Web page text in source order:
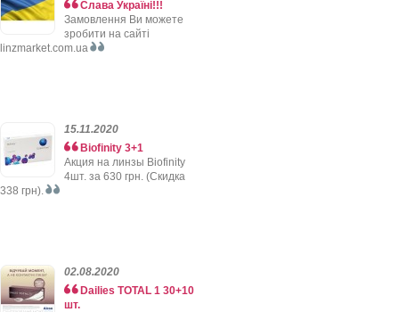
Слава Україні!!!
Замовлення Ви можете
зробити на сайті
linzmarket.com.ua
15.11.2020
Biofinity 3+1
Акция на линзы Biofinity
4шт. за 630 грн. (Скидка
338 грн).
02.08.2020
Dailies TOTAL 1 30+10
шт.